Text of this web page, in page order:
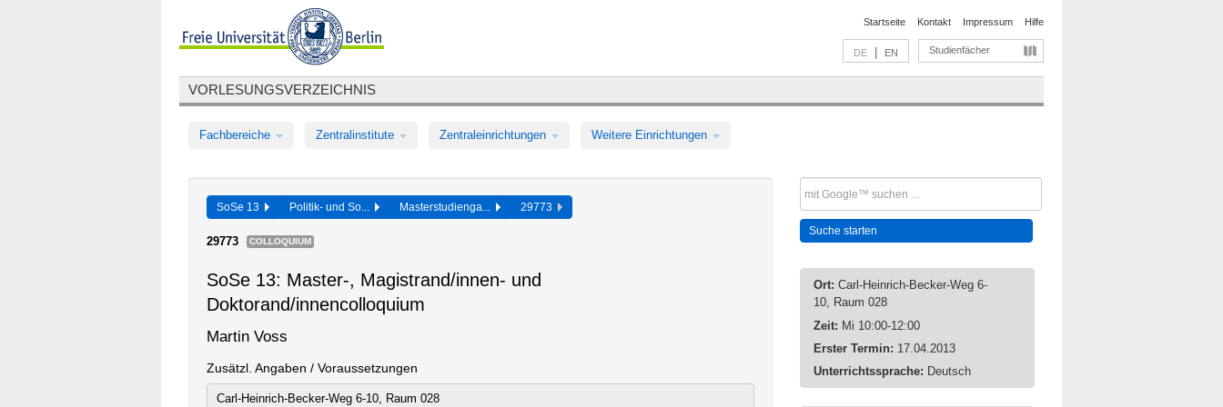
Startseite Kontakt Impressum Hilfe
DE EN Studienfächer
VORLESUNGSVERZEICHNIS
Fachbereiche Zentralinstitute Zentraleinrichtungen Weitere Einrichtungen
SoSe 13 Politik- und So... Masterstudienga... 29773
29773 COLLOQUIUM
SoSe 13: Master-, Magistrand/innen- und
Doktorand/innencolloquium
Martin Voss
Zusätzl. Angaben / Voraussetzungen
Carl-Heinrich-Becker-Weg 6-10, Raum 028
Ort: Carl-Heinrich-Becker-Weg 6-
10, Raum 028
Zeit: Mi 10:00-12:00
Erster Termin: 17.04.2013
Unterrichtssprache: Deutsch